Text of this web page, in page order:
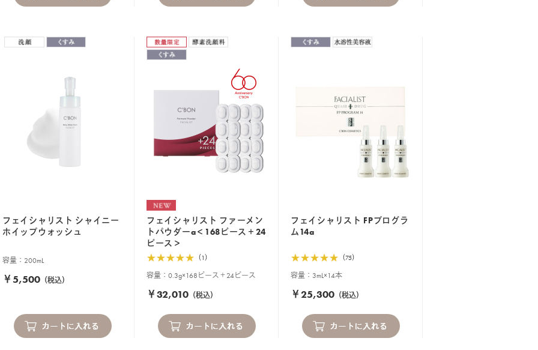
フェイシャリスト シャイニー
ホイップウォッシュ
容量：200mL
￥5,500 （税込）
フェイシャリスト ファーメン
トパウダーa＜168ピース＋24
ピース＞
（1）
容量：0.3g×168ピース＋24ピース
￥32,010 （税込）
フェイシャリスト FPプログラ
ム14a
（75）
容量：3mL×14本
￥25,300 （税込）